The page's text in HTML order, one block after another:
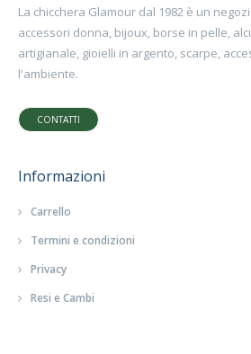
La chicchera Glamour dal 1982 è un
accessori donna, bijoux, borse in pelle,
artigianale, gioielli in argento, scarpe,
l'ambiente.
CONTATTI
Informazioni
Carrello
Termini e condizioni
Privacy
Resi e Cambi